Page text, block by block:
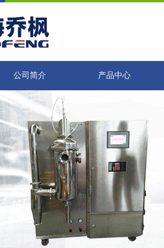
公司简介 产品中心